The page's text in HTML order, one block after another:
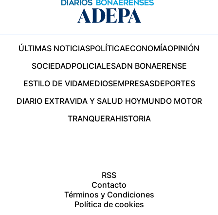
ÚLTIMAS NOTICIASPOLÍTICAECONOMÍAOPINIÓN
SOCIEDADPOLICIALESADN BONAERENSE
ESTILO DE VIDAMEDIOSEMPRESASDEPORTES
DIARIO EXTRAVIDA Y SALUD HOYMUNDO MOTOR
TRANQUERAHISTORIA
RSS
Contacto
Términos y Condiciones
Política de cookies